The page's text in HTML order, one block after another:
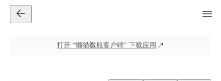
打开 “懒猫微服客户端” 下载应用